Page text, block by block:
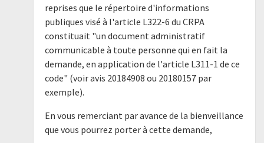
reprises que le répertoire d'informations
publiques visé à l'article L322-6 du CRPA
constituait "un document administratif
communicable à toute personne qui en fait la
demande, en application de l'article L311-1 de ce
code" (voir avis 20184908 ou 20180157 par
exemple).
En vous remerciant par avance de la bienveillance
que vous pourrez porter à cette demande,